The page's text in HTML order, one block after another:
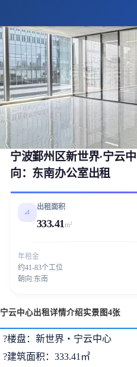
宁波鄞州区新世界·宁云
向：东南办公室出租
📐
出租面积
333.41m²
年租金
约41-83个工位
朝向:东南
宁云中心出租详情介绍实景图4张
?楼盘：新世界・宁云中心
?建筑面积：333.41㎡